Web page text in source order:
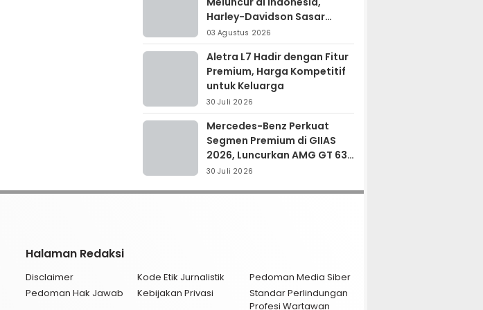
Harley-Davidson Sasar
Kolektor Motor Premium
03 Agustus 2026
Aletra L7 Hadir dengan Fitur
Premium, Harga Kompetitif
untuk Keluarga
30 Juli 2026
Mercedes-Benz Perkuat
Segmen Premium di GIIAS
2026, Luncurkan AMG GT 63
PRO dan GLC 200
30 Juli 2026
Halaman Redaksi
Disclaimer Kode Etik Jurnalistik
Pedoman Media Siber
Pedoman Hak Jawab
Kebijakan Privasi
Standar Perlindungan
Profesi Wartawan